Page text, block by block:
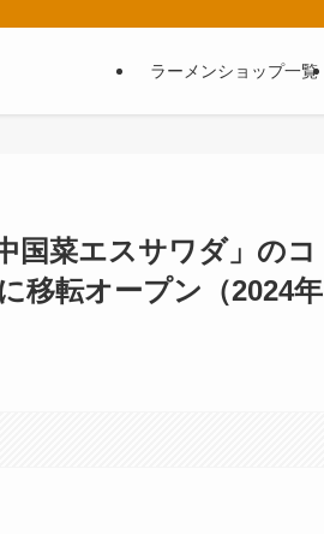
ラーメンショップ一覧
国菜エスサワダ」のコ
移転オープン（2024年